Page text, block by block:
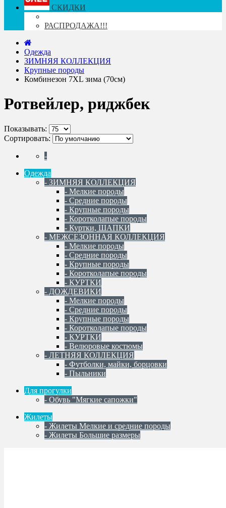
СКИДКИ
РАСПРОДАЖА!!!
Одежда
ЗИМНЯЯ КОЛЛЕКЦИЯ
Крупные породы
Комбинезон 7XL зима (70см)
Ротвейлер, риджбек
Показывать:
Сортировать:
-
Одежда
- ЗИМНЯЯ КОЛЛЕКЦИЯ
- Мелкие породы
- Средние породы
- Крупные породы
- Коротколапые породы
- Куртки, ШАПКИ
- МЕЖСЕЗОННАЯ КОЛЛЕКЦИЯ
- Мелкие породы
- Средние породы
- Крупные породы
- Коротколапые породы
- КУРТКИ
- ДОЖДЕВИКИ
- Мелкие породы
- Средние породы
- Крупные породы
- Коротколапые породы
- КУРТКИ
- Велюровые костюмы
- ЛЕТНЯЯ КОЛЛЕКЦИЯ
- Футболки, майки, борцовки
- Пыльники
Для прогулки
- Обувь "Мягкие сапожки"
Жилеты
- Жилеты Мелкие и средние породы
- Жилеты Большие размеры